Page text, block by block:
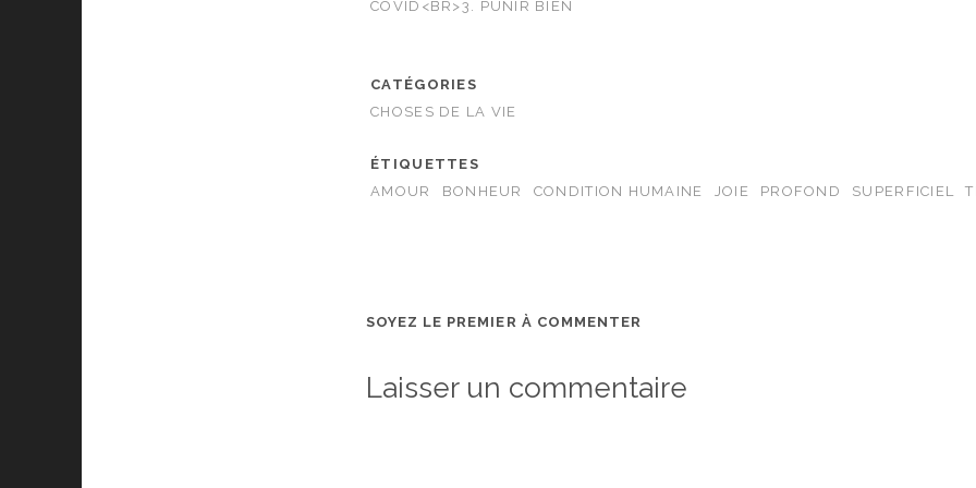
COVID<BR>3. PUNIR BIEN
CATÉGORIES
CHOSES DE LA VIE
ÉTIQUETTES
AMOUR
BONHEUR CONDITION HUMAINE JOIE PROFOND SUPERFICIEL
SOYEZ LE PREMIER À COMMENTER
Laisser un commentaire